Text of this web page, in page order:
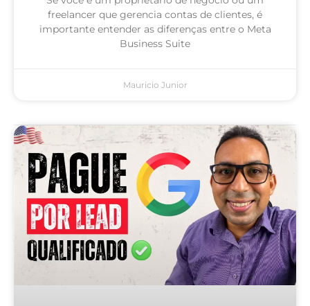
freelancer que gerencia contas de clientes, é
importante entender as diferenças entre o Meta
Business Suite
Mauricio Junior